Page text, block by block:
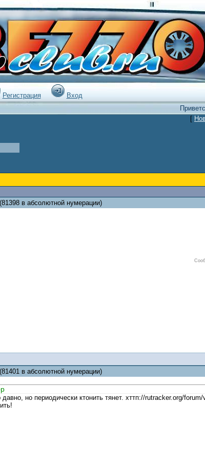
Регистрация
Вход
[
(81398 в абсолютной нумерации)
(81401 в абсолютной нумерации)
но периодически ктонить тянет. хттп://rutracker.org/